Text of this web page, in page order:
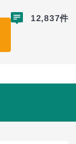
12,837件